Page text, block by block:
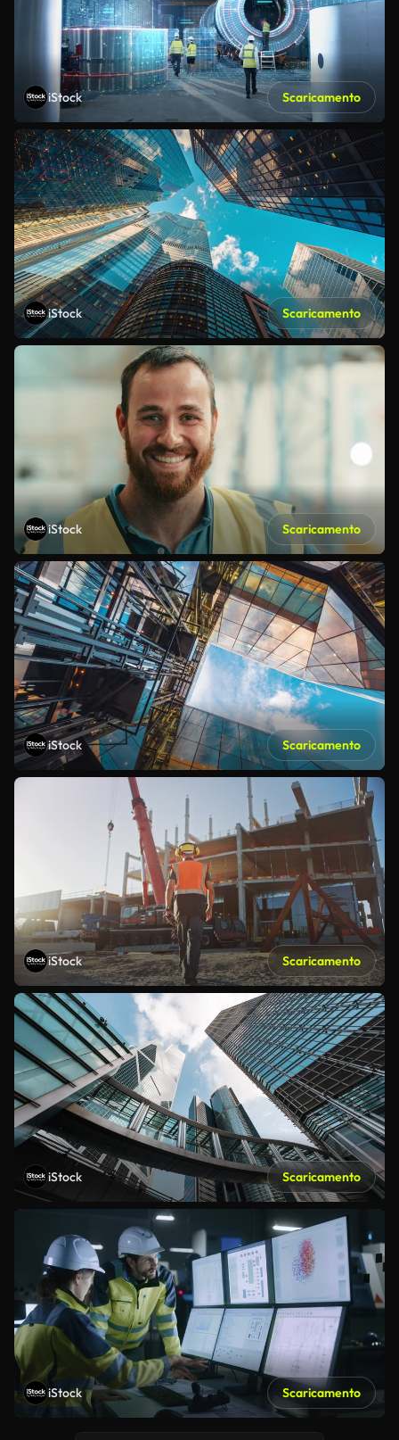
iStock Scaricamento
iStock Scaricamento
iStock Scaricamento
iStock Scaricamento
iStock Scaricamento
iStock Scaricamento
iStock Scaricamento